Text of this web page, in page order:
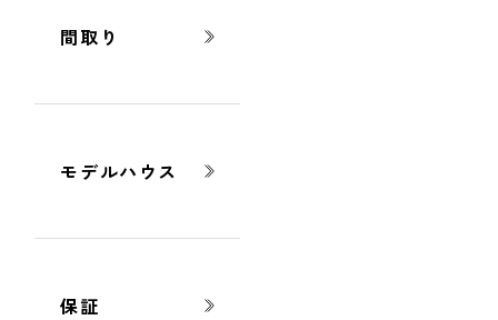
間取り
モデルハウス
保証